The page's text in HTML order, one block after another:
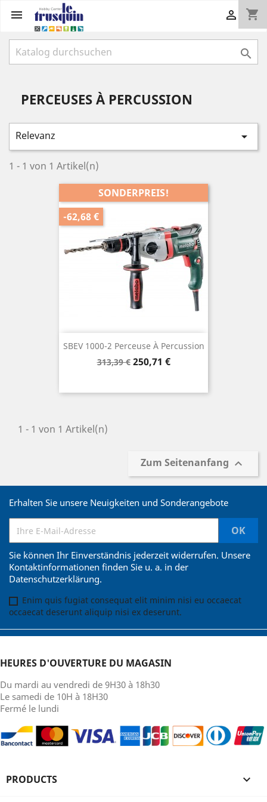
 shopping_cart


PERCEUSES À PERCUSSION
Relevanz 
1 - 1 von 1 Artikel(n)
SBEV 1000-2 Perceuse À Percussion
Verkaufspreis
313,39 € Preis
250,71 €
SONDERPREIS!
-62,68 €
1 - 1 von 1 Artikel(n)
Zum Seitenanfang 
Erhalten Sie unsere Neuigkeiten und Sonderangebote
Sie können Ihr Einverständnis jederzeit widerrufen. Unsere
Kontaktinformationen finden Sie u. a. in der
Datenschutzerklärung.
Enim quis fugiat consequat elit minim nisi eu occaecat
occaecat deserunt aliquip nisi ex deserunt.
HEURES D'OUVERTURE DU MAGASIN
Du mardi au vendredi de 9H30 à 18h30
Le samedi de 10H à 18H30
Fermé le lundi
PRODUCTS 